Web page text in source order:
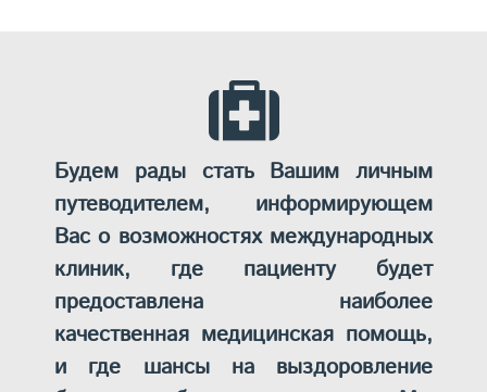
Будем рады стать Вашим личным
путеводителем, информирующем
Вас о возможностях международных
клиник, где пациенту будет
предоставлена наиболее
качественная медицинская помощь,
и где шансы на выздоровление